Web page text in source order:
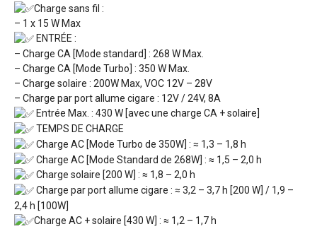
Charge sans fil :
– 1 x 15 W Max
ENTRÉE :
– Charge CA [Mode standard] : 268 W Max.
– Charge CA [Mode Turbo] : 350 W Max.
– Charge solaire : 200W Max, VOC 12V – 28V
– Charge par port allume cigare : 12V / 24V, 8A
Entrée Max. : 430 W [avec une charge CA + solaire]
TEMPS DE CHARGE
Charge AC [Mode Turbo de 350W] : ≈ 1,3 – 1,8 h
Charge AC [Mode Standard de 268W] : ≈ 1,5 – 2,0 h
Charge solaire [200 W] : ≈ 1,8 – 2,0 h
Charge par port allume cigare : ≈ 3,2 – 3,7 h [200 W] / 1,9 –
2,4 h [100W]
Charge AC + solaire [430 W] : ≈ 1,2 – 1,7 h